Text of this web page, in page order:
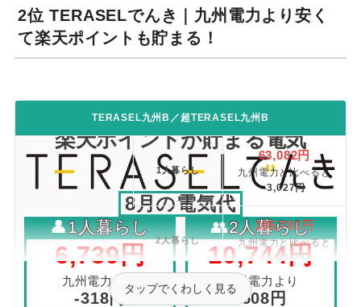
2位 TERASELでんき｜九州電力より安く
て楽天ポイントも貯まる！
料金も特典も選べる！
楽天ポイントが貯まる電気
8月の電気代
👤1人暮らし
6,739円
九州電力より
-318円
👥2人暮らし
10,744円
九州電力より
-508円
TERASEL九州B／超TERASEL九州B
1年間の電気代
シミュレーション
1人暮らし
63,082円
九州電力と比べると
-3,027円
2人暮らし
105,791円
九州電力と比べると
-5,095円
137,804円
タップでくわしく見る